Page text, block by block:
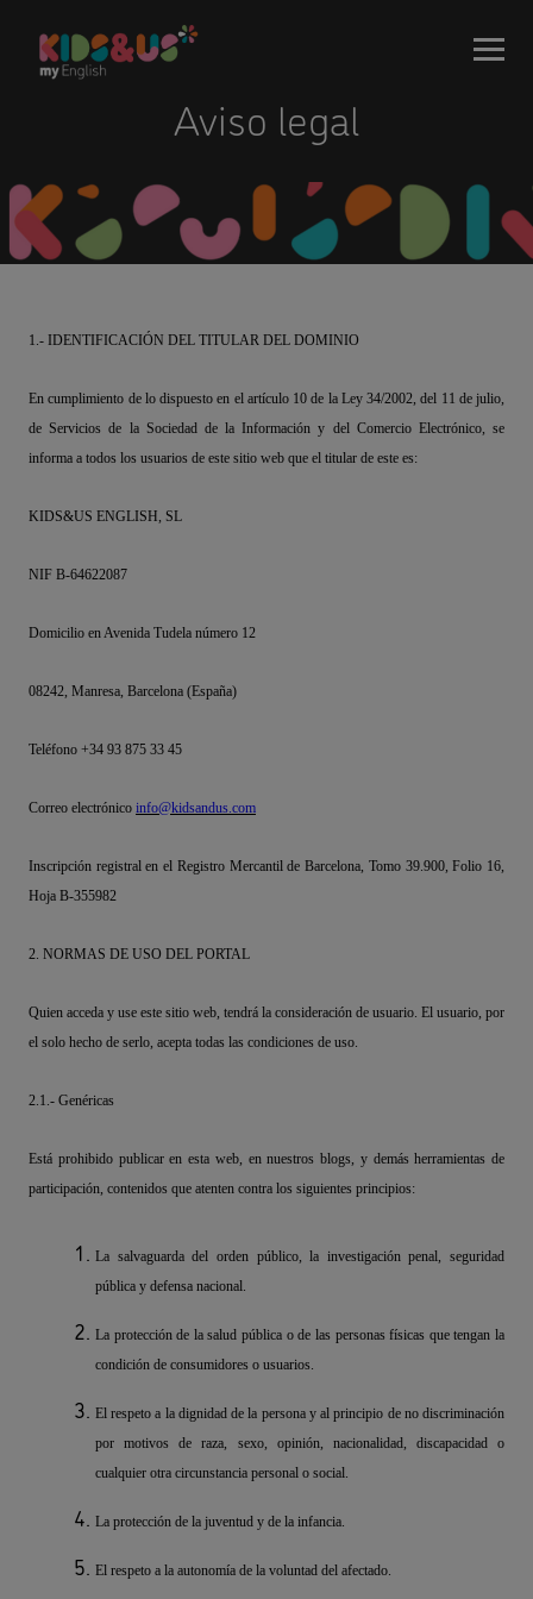
Aviso legal
1.- IDENTIFICACIÓN DEL TITULAR DEL DOMINIO
En cumplimiento de lo dispuesto en el artículo 10 de la Ley 34/2002, del 11 de julio,
de Servicios de la Sociedad de la Información y del Comercio Electrónico, se
informa a todos los usuarios de este sitio web que el titular de este es:
KIDS&US ENGLISH, SL
NIF B-64622087
Domicilio en Avenida Tudela número 12
08242, Manresa, Barcelona (España)
Teléfono +34 93 875 33 45
Correo electrónico info@kidsandus.com
Inscripción registral en el Registro Mercantil de Barcelona, Tomo 39.900, Folio 16,
Hoja B-355982
2. NORMAS DE USO DEL PORTAL
Quien acceda y use este sitio web, tendrá la consideración de usuario. El usuario, por
el solo hecho de serlo, acepta todas las condiciones de uso.
2.1.- Genéricas
Está prohibido publicar en esta web, en nuestros blogs, y demás herramientas de
participación, contenidos que atenten contra los siguientes principios:
La salvaguarda del orden público, la investigación penal, seguridad
pública y defensa nacional.
La protección de la salud pública o de las personas físicas que tengan la
condición de consumidores o usuarios.
El respeto a la dignidad de la persona y al principio de no discriminación
por motivos de raza, sexo, opinión, nacionalidad, discapacidad o
cualquier otra circunstancia personal o social.
La protección de la juventud y de la infancia.
El respeto a la autonomía de la voluntad del afectado.